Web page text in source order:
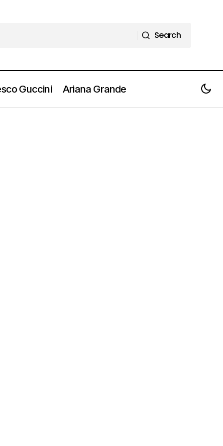
Search
Guccini Ariana Grande